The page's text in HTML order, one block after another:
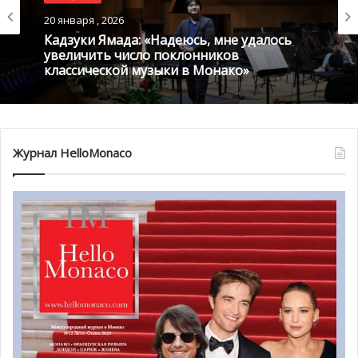
переводов.
20 января , 2026
Кадзуки Ямада: «Надеюсь, мне удалось
увеличить число поклонников
классической музыки в Монако»
Журнал HelloMonaco